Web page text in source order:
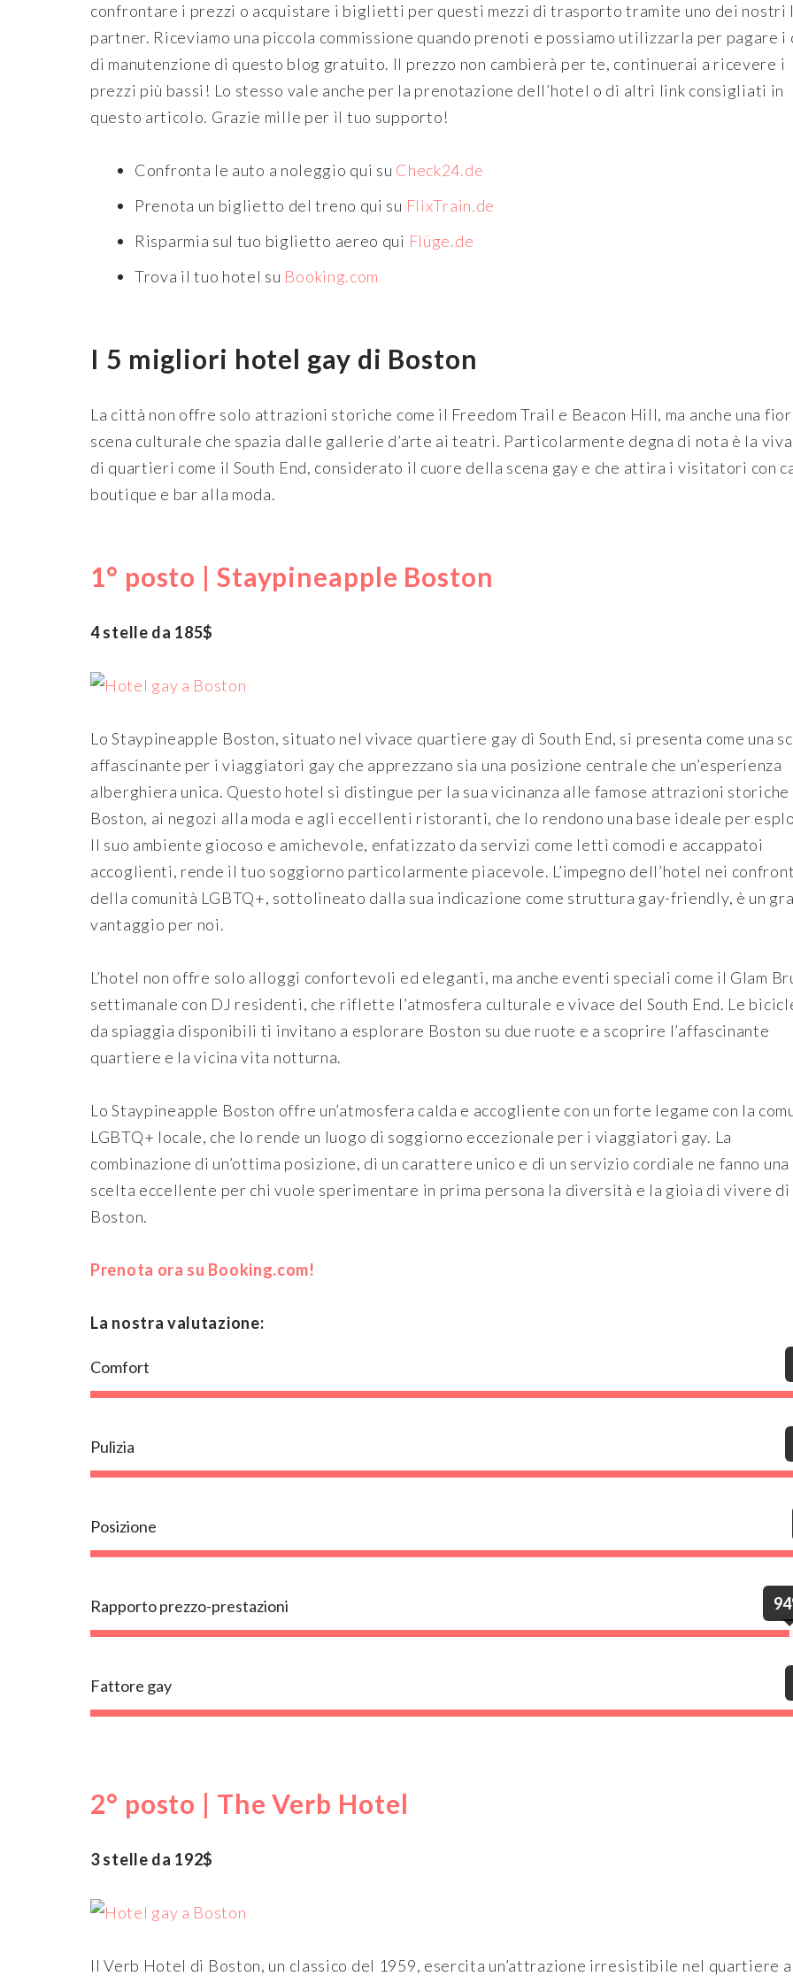
confrontare i prezzi o acquistare i biglietti per questi mezzi di trasporto tramite uno dei nostri
partner. Riceviamo una piccola commissione quando prenoti e possiamo utilizzarla per pagare i
di manutenzione di questo blog gratuito. Il prezzo non cambierà per te, continuerai a ricevere i
prezzi più bassi! Lo stesso vale anche per la prenotazione dell’hotel o di altri link consigliati in
questo articolo. Grazie mille per il tuo supporto!
Confronta le auto a noleggio qui su Check24.de
Prenota un biglietto del treno qui su FlixTrain.de
Risparmia sul tuo biglietto aereo qui Flüge.de
Trova il tuo hotel su Booking.com
I 5 migliori hotel gay di Boston
La città non offre solo attrazioni storiche come il Freedom Trail e Beacon Hill, ma anche una
scena culturale che spazia dalle gallerie d’arte ai teatri. Particolarmente degna di nota è la
di quartieri come il South End, considerato il cuore della scena gay e che attira i visitatori con
boutique e bar alla moda.
1° posto | Staypineapple Boston
4 stelle da 185$
Lo Staypineapple Boston, situato nel vivace quartiere gay di South End, si presenta come una
affascinante per i viaggiatori gay che apprezzano sia una posizione centrale che un’esperienza
alberghiera unica. Questo hotel si distingue per la sua vicinanza alle famose attrazioni storiche
Boston, ai negozi alla moda e agli eccellenti ristoranti, che lo rendono una base ideale per
Il suo ambiente giocoso e amichevole, enfatizzato da servizi come letti comodi e accappatoi
accoglienti, rende il tuo soggiorno particolarmente piacevole. L’impegno dell’hotel nei
della comunità LGBTQ+, sottolineato dalla sua indicazione come struttura gay-friendly, è un
vantaggio per noi.
L’hotel non offre solo alloggi confortevoli ed eleganti, ma anche eventi speciali come il Glam
settimanale con DJ residenti, che riflette l’atmosfera culturale e vivace del South End. Le
da spiaggia disponibili ti invitano a esplorare Boston su due ruote e a scoprire l’affascinante
quartiere e la vicina vita notturna.
Lo Staypineapple Boston offre un’atmosfera calda e accogliente con un forte legame con la
LGBTQ+ locale, che lo rende un luogo di soggiorno eccezionale per i viaggiatori gay. La
combinazione di un’ottima posizione, di un carattere unico e di un servizio cordiale ne fanno una
scelta eccellente per chi vuole sperimentare in prima persona la diversità e la gioia di vivere di
Boston.
Prenota ora su Booking.com!
La nostra valutazione:
Comfort
Pulizia
Posizione
Rapporto prezzo-prestazioni
Fattore gay
2° posto | The Verb Hotel
3 stelle da 192$
Il Verb Hotel di Boston, un classico del 1959, esercita un’attrazione irresistibile nel quartiere